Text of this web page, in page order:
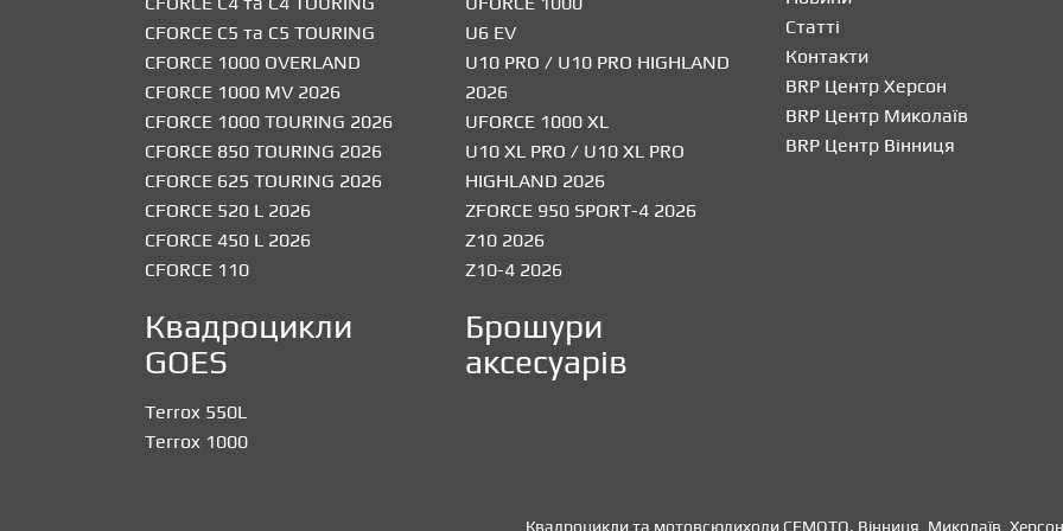
CFORCE C5 та C5 TOURING
CFORCE 1000 OVERLAND
CFORCE 1000 MV 2026
CFORCE 1000 TOURING 2026
CFORCE 850 TOURING 2026
CFORCE 625 TOURING 2026
CFORCE 520 L 2026
CFORCE 450 L 2026
CFORCE 110
Квадроцикли
GOES
Terrox 550L
Terrox 1000
U6 EV
U10 PRO / U10 PRO HIGHLAND
2026
UFORCE 1000 XL
U10 XL PRO / U10 XL PRO
HIGHLAND 2026
ZFORCE 950 SPORT-4 2026
Z10 2026
Z10-4 2026
Брошури
аксесуарів
Статті
Контакти
BRP Центр Херсон
BRP Центр Миколаїв
BRP Центр Вінниця
Квадроцикли та мотовсюдиходи CFMOTO. Вінниця, Миколаїв,